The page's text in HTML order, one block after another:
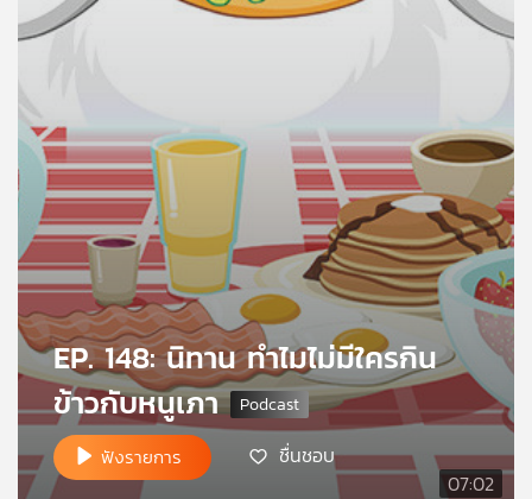
ข่าว
เกี่ยว
กับ
เรา
เครือ
ข่าย
วิทยุ
พี
บี
เอส
07:02
EP. 148: นิทาน ทำไมไม่มีใครกิน
ข้าวกับหนูเภา
ฟังรายการ ชื่นชอบ